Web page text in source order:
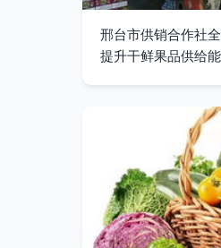
邢台市供销合作社
提升干鲜果品供给